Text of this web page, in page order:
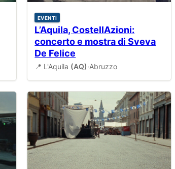
EVENTI
L’Aquila, CostellAzioni:
concerto e mostra di Sveva
De Felice
📍 L'Aquila (AQ)·Abruzzo